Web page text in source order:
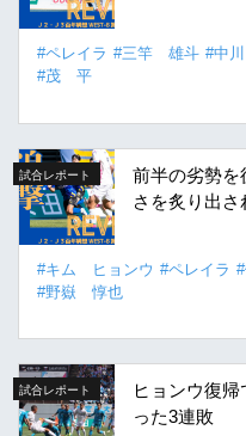
#ペレイラ #三竿 雄斗 #中
#茂 平
試合レポート
前半の劣勢を
さを炙り出
#キム ヒョンウ #ペレイラ
#野嶽 惇也
試合レポート
ヒョンウ復
った3連敗